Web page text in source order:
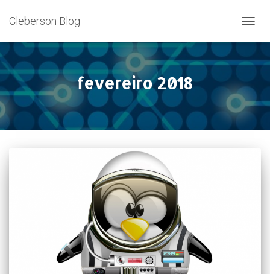
Cleberson Blog
fevereiro 2018